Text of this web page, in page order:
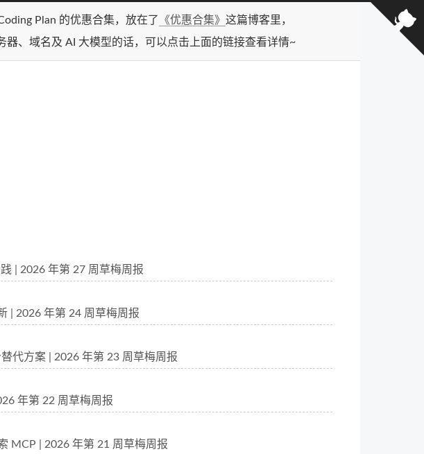
Plan 的优惠合集，放在了 《优惠合集》 这篇博客里，
器、域名及 AI 大模型的话，可以点击上面的链接查看详情~
| 2026 年第 27 周草梅周报
| 2026 年第 24 周草梅周报
代方案 | 2026 年第 23 周草梅周报
年第 22 周草梅周报
MCP | 2026 年第 21 周草梅周报